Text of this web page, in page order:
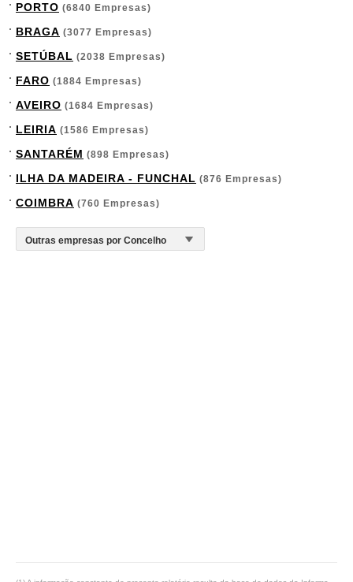
PORTO (6840 Empresas)
BRAGA (3077 Empresas)
SETÚBAL (2038 Empresas)
FARO (1884 Empresas)
AVEIRO (1684 Empresas)
LEIRIA (1586 Empresas)
SANTARÉM (898 Empresas)
ILHA DA MADEIRA - FUNCHAL (876 Empresas)
COIMBRA (760 Empresas)